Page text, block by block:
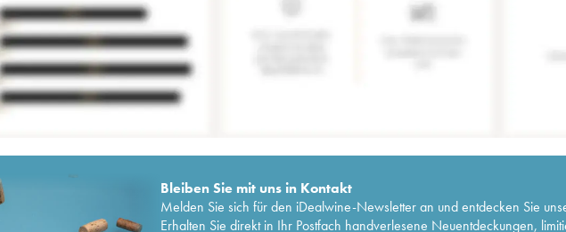
Bleiben Sie mit uns in Kontakt
Melden Sie sich für den iDealwine-Newsletter an und entdecken Sie
Erhalten Sie direkt in Ihr Postfach handverlesene Neuentdeckungen,